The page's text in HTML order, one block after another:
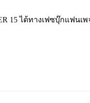
ได้ทางเฟซบุ๊กแฟนเพจ